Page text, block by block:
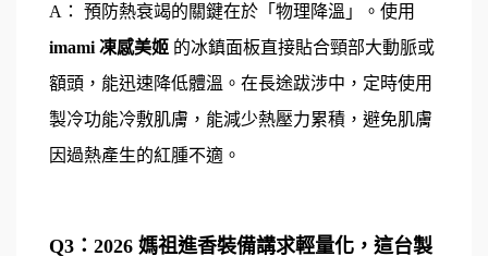
imami 凍感美姬 的冰鎮面板直接貼合頸部大動脈或
額頭，能迅速降低體溫。在長途跋涉中，定時使用
製冷功能冷敷肌膚，能減少熱壓力累積，避免肌膚
因過熱產生的紅腫不適。
Q3：2026 媽祖進香裝備講求輕量化，這台製